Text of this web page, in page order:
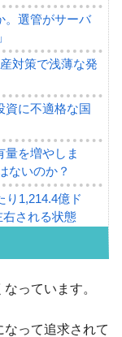
。選管がサーバ
対策で浅薄な発
資に不適格な国
量を増やしま
ないのか？
り1,214.4億ド
される状態
長が告発され
っています。
なって追求されて